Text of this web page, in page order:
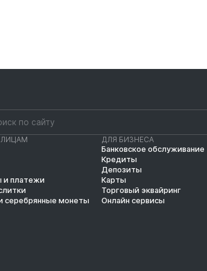
и платежи
серебрянные монеты
ДЛЯ БИЗНЕСА
Банковское обслуживание
Кредиты
Депозиты
Карты
Торговый эквайринг
Онлайн сервисы